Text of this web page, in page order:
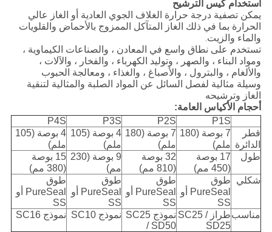
استخدام كيس الترشيح
يمكن تصفية درجة حرارة الغلاف الجوي العادية أو الغاز عالي
الحرارة بما في ذلك الغاز المتآكل الممزوج بالأحماض والقلويات
والماء والزيت.
تستخدم على نطاق واسع في المعادن ، والصناعات الكيماوية ،
ومواد البناء ، والصهر ، وتوليد الكهرباء ، والفخار ، والآلات ،
والألغام ، والبترول ، والأصباغ ، والغذاء ، ومعالجة الحبوب
وسيلة مثالية لفصل السائل عن المواد الصلبة والمثالية لتنقية
الغاز وترشيحه
أحجام الأكياس العامة:
P1S
P2S
P3S
P4S
قطر
الدائرة
7 بوصة (180
ملم)
7 بوصة (180
ملم)
4 بوصة (105
ملم)
4 بوصة (105
ملم)
طول
17 بوصة
(450 مم)
32 بوصة
(810 مم)
9 بوصة (230
مم)
15 بوصة
(380 مم)
شكلي
طوق
PureSeal أو
SS
طوق
PureSeal أو
SS
طوق
PureSeal أو
SS
طوق
PureSeal أو
SS
مناسب
طراز SC25 /
SD25
نموذج SC25
/ SD50
نموذج SC10 نموذج SC16